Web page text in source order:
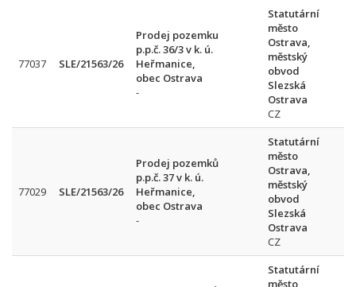
77037 SLE/21563/26
Prodej pozemku
p.p.č. 36/3 v k. ú.
Heřmanice,
obec Ostrava
-
Statutární
město
Ostrava,
městský
obvod
Slezská
Ostrava
CZ
77029 SLE/21563/26
Prodej pozemků
p.p.č. 37 v k. ú.
Heřmanice,
obec Ostrava
-
Statutární
město
Ostrava,
městský
obvod
Slezská
Ostrava
CZ
Statutární
město